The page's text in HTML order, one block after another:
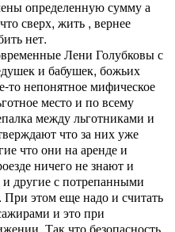
определенную сумму а
сверх, жить , вернее
нет.
Лени Голубковы с
и бабушек, божьих
то непонятное мифическое
место и по всему
между льготниками и
что за них уже
что они на аренде и
ничего не знают и
и другие с потрепанными
При этом еще надо и считать
и это при